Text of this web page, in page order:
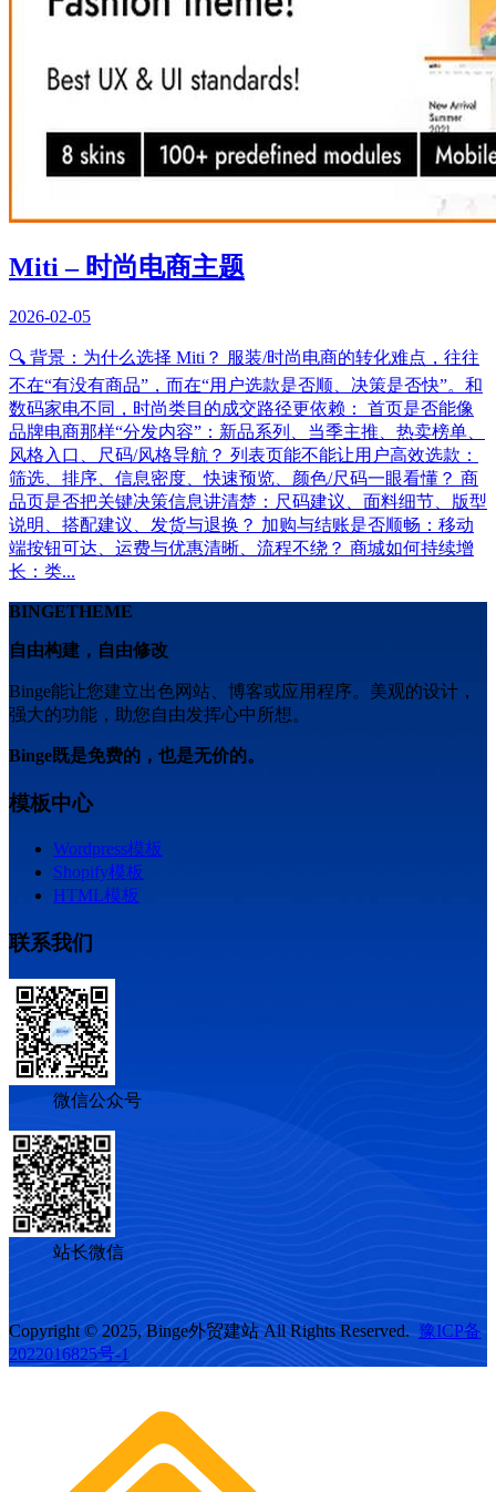
Miti – 时尚电商主题
2026-02-05
🔍 背景：为什么选择 Miti？ 服装/时尚电商的转化难点，往往
不在“有没有商品”，而在“用户选款是否顺、决策是否快”。和
数码家电不同，时尚类目的成交路径更依赖： 首页是否能像
品牌电商那样“分发内容”：新品系列、当季主推、热卖榜单、
风格入口、尺码/风格导航？ 列表页能不能让用户高效选款：
筛选、排序、信息密度、快速预览、颜色/尺码一眼看懂？ 商
品页是否把关键决策信息讲清楚：尺码建议、面料细节、版型
说明、搭配建议、发货与退换？ 加购与结账是否顺畅：移动
端按钮可达、运费与优惠清晰、流程不绕？ 商城如何持续增
长：类...
BINGETHEME
自由构建，自由修改
Binge能让您建立出色网站、博客或应用程序。美观的设计，
强大的功能，助您自由发挥心中所想。
Binge既是免费的，也是无价的。
模板中心
Wordpress模板
Shopify模板
HTML模板
联系我们
微信公众号
站长微信
Copyright © 2025, Binge外贸建站 All Rights Reserved. 豫ICP备
2022016825号-1